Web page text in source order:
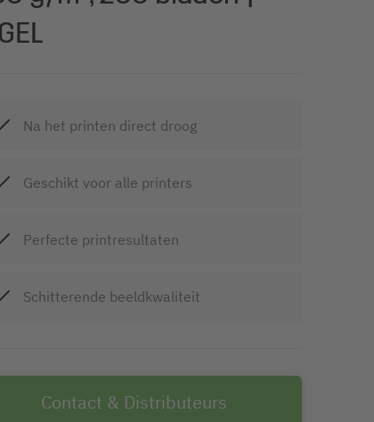
Na het printen direct droog
Geschikt voor alle printers
Perfecte printresultaten
Schitterende beeldkwaliteit
Contact & Distributeurs